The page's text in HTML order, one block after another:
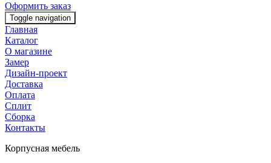
Оформить заказ
Toggle navigation
Главная
Каталог
О магазине
Замер
Дизайн-проект
Доставка
Оплата
Сплит
Сборка
Контакты
Корпусная мебель